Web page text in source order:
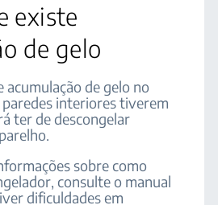
existe
de gelo
acumulação de gelo no
paredes interiores tiverem
ter de descongelar
sobre como
consulte o manual
dificuldades em